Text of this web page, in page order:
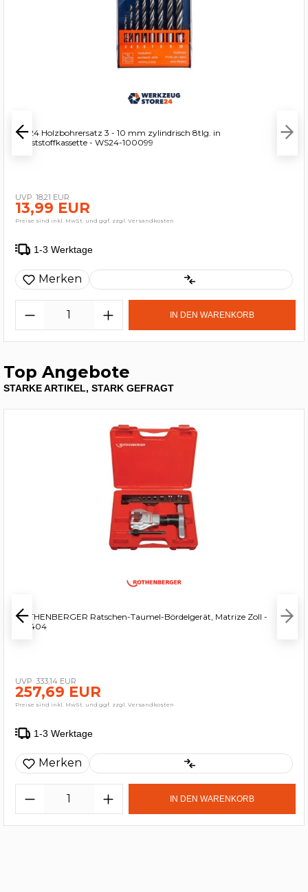
WS24 Holzbohrersatz 3 - 10 mm zylindrisch 8tlg. in
Kunststoffkassette - WS24-100099
18,21 EUR
13,99 EUR
Preise sind inkl. MwSt. und ggf. zzgl. Versandkosten
1-3 Werktage
Merken
IN DEN WARENKORB
Top Angebote
STARKE ARTIKEL, STARK GEFRAGT
ROTHENBERGER Ratschen-Taumel-Bördelgerät, Matrize Zoll -
222404
333,14 EUR
257,69 EUR
Preise sind inkl. MwSt. und ggf. zzgl. Versandkosten
1-3 Werktage
Merken
IN DEN WARENKORB